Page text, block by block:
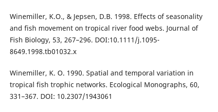
Winemiller, K.O., & Jepsen, D.B. 1998. Effects of seasonality
and fish movement on tropical river food webs. Journal of
Fish Biology, 53, 267–296. DOI:10.1111/j.1095-
8649.1998.tb01032.x
Winemiller, K. O. 1990. Spatial and temporal variation in
tropical fish trophic networks. Ecological Monographs, 60,
331–367. DOI: 10.2307/1943061